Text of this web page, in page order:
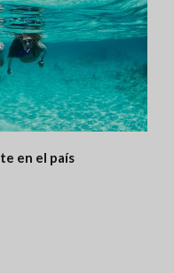
en el país